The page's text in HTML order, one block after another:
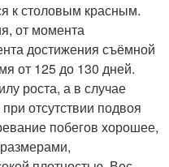
к столовым красным.
от момента
достижения съёмной
от 125 до 130 дней.
роста, а в случае
отсутствии подвоя
побегов хорошее,